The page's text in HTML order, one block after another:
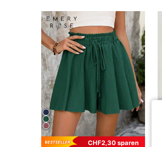
CHF2,30 sparen